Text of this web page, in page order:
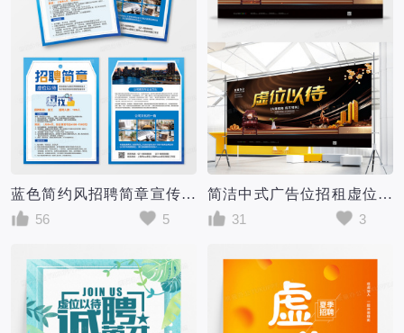
蓝色简约风招聘简章宣传单虚位以待招聘简章宣传单
56
5
简洁中式广告位招租虚位以待宣传展板
31
3